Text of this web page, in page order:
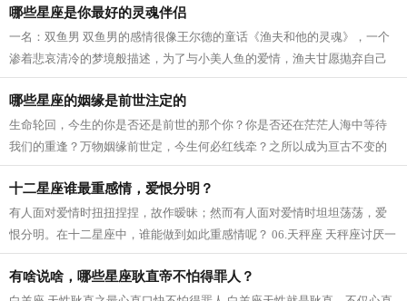
哪些星座是你最好的灵魂伴侣
一名：双鱼男 双鱼男的感情很像王尔德的童话《渔夫和他的灵魂》，一个
渗着悲哀清冷的梦境般描述，为了与小美人鱼的爱情，渔夫甘愿抛弃自己
的灵魂，结局却是他抱着小美人鱼的尸...
哪些星座的姻缘是前世注定的
生命轮回，今生的你是否还是前世的那个你？你是否还在茫茫人海中等待
我们的重逢？万物姻缘前世定，今生何必红线牵？之所以成为亘古不变的
浪漫，是因为他们的姻缘早已注定，哪...
十二星座谁最重感情，爱恨分明？
有人面对爱情时扭扭捏捏，故作暧昧；然而有人面对爱情时坦坦荡荡，爱
恨分明。在十二星座中，谁能做到如此重感情呢？ 06.天秤座 天秤座讨厌一
个人会完全表现在脸上，不但黑脸，...
有啥说啥，哪些星座耿直帝不怕得罪人？